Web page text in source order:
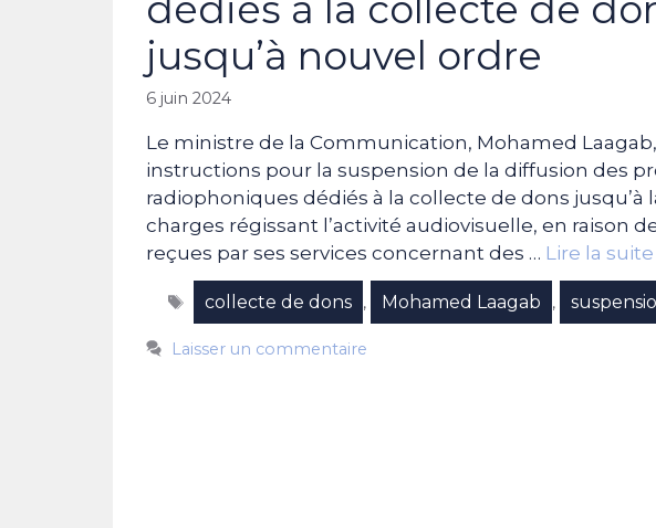
jusqu’à nouvel ordre
6 juin 2024
Le ministre de la Communication, Mohamed
instructions pour la suspension de la diffusion des
radiophoniques dédiés à la collecte de dons
charges régissant l’activité audiovisuelle, en raison
reçues par ses services concernant des … Lire la suite
Étiquettes
collecte de dons , Mohamed Laagab ,
Laisser un commentaire